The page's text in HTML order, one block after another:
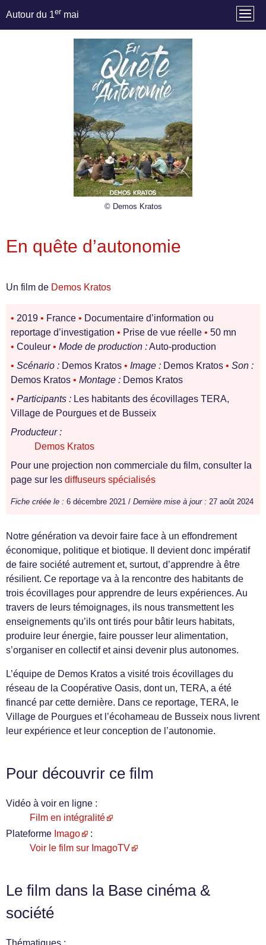
Autour du 1er mai
© Demos Kratos
En quête d’autonomie
Un film de Demos Kratos
• 2019 • France • Documentaire d’information ou
reportage d’investigation • Prise de vue réelle • 50 mn
• Couleur • Mode de production :Auto-production
• Scénario : Demos Kratos • Image : Demos Kratos • Son :
Demos Kratos • Montage : Demos Kratos
• Participants : Les habitants des écovillages TERA,
Village de Pourgues et de Busseix
Producteur :
Demos Kratos
Pour une projection non commerciale du film, consulter la
page sur les diffuseurs spécialisés
Fiche créée le : 6 décembre 2021 / Dernière mise à jour : 27 août 2024
Notre génération va devoir faire face à un effondrement
économique, politique et biotique. Il devient donc impératif
de faire société autrement et, surtout, d’apprendre à être
résilient. Ce reportage va à la rencontre des habitants de
trois écovillages pour apprendre de leurs expériences. Au
travers de leurs témoignages, ils nous transmettent les
enseignements qu’ils ont tirés pour bâtir leurs habitats,
produire leur énergie, faire pousser leur alimentation,
s’organiser en collectif et ainsi devenir plus autonomes.
L’équipe de Demos Kratos a visité trois écovillages du
réseau de la Coopérative Oasis, dont un, TERA, a été
financé par cette dernière. Dans ce reportage, TERA, le
Village de Pourgues et l’écohameau de Busseix nous livrent
leur expérience et leur conception de l’autonomie.
Pour découvrir ce film
Vidéo à voir en ligne :
Film en intégralité
Plateforme Imago
:
Voir le film sur ImagoTV
Le film dans la Base cinéma &
société
Thématiques :